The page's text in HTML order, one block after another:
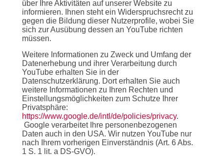
über Ihre Aktivitäten auf unserer Website zu
informieren. Ihnen steht ein Widerspruchsrecht zu
gegen die Bildung dieser Nutzerprofile, wobei Sie
sich zur Ausübung dessen an YouTube richten
müssen.
Weitere Informationen zu Zweck und Umfang der
Datenerhebung und ihrer Verarbeitung durch
YouTube erhalten Sie in der
Datenschutzerklärung. Dort erhalten Sie auch
weitere Informationen zu Ihren Rechten und
Einstellungsmöglichkeiten zum Schutze Ihrer
Privatsphäre:
https://www.google.de/intl/de/policies/privacy.
Google verarbeitet Ihre personenbezogenen
Daten auch in den USA. Wir nutzen YouTube nur
nach Ihrem vorherigen Einverständnis (Art. 6 Abs.
1 S. 1 lit. a DS-GVO).